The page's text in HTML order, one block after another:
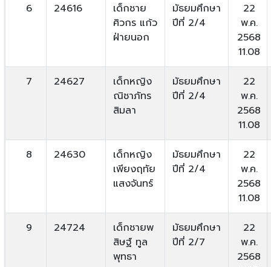
6 24616
เด็กชาย
ศิวกร แก้ว
ฝ่ายนอก
มัธยมศึกษา
ปีที่ 2/4
22
พ.ค.
2568
11.08
7 24627
เด็กหญิง
ณิชาภัทร
สิมลา
มัธยมศึกษา
ปีที่ 2/4
22
พ.ค.
2568
11.08
8 24630
เด็กหญิง
เพียงฤทัย
แสงจันทร์
มัธยมศึกษา
ปีที่ 2/4
22
พ.ค.
2568
11.08
9 24724
เด็กชายพ
สิษฐ์ ทูล
พุทธา
มัธยมศึกษา
ปีที่ 2/7
22
พ.ค.
2568